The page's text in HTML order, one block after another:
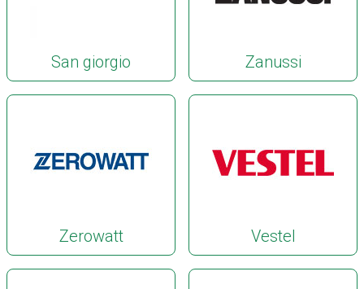
San giorgio Zanussi
Zerowatt Vestel